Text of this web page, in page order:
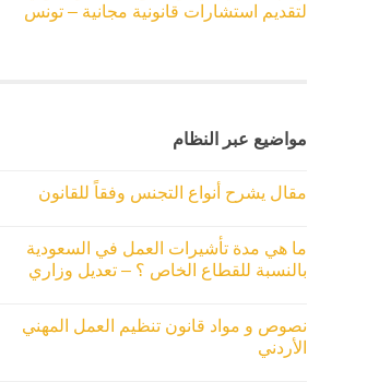
لتقديم استشارات قانونية مجانية – تونس
مواضيع عبر النظام
مقال يشرح أنواع التجنس وفقاً للقانون
ما هي مدة تأشيرات العمل في السعودية
بالنسبة للقطاع الخاص ؟ – تعديل وزاري
نصوص و مواد قانون تنظيم العمل المهني
الأردني